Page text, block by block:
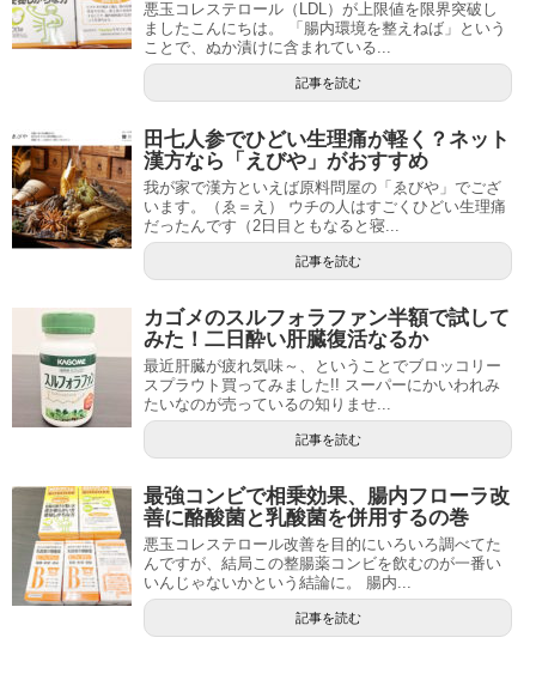
悪玉コレステロール（LDL）が上限値を限界突破し
ましたこんにちは。 「腸内環境を整えねば」という
ことで、ぬか漬けに含まれている...
記事を読む
田七人参でひどい生理痛が軽く？ネット
漢方なら「えびや」がおすすめ
我が家で漢方といえば原料問屋の「ゑびや」でござ
います。（ゑ＝え） ウチの人はすごくひどい生理痛
だったんです（2日目ともなると寝...
記事を読む
カゴメのスルフォラファン半額で試して
みた！二日酔い肝臓復活なるか
最近肝臓が疲れ気味～、ということでブロッコリー
スプラウト買ってみました!! スーパーにかいわれみ
たいなのが売っているの知りませ...
記事を読む
最強コンビで相乗効果、腸内フローラ改
善に酪酸菌と乳酸菌を併用するの巻
悪玉コレステロール改善を目的にいろいろ調べてた
んですが、結局この整腸薬コンビを飲むのが一番い
いんじゃないかという結論に。 腸内...
記事を読む